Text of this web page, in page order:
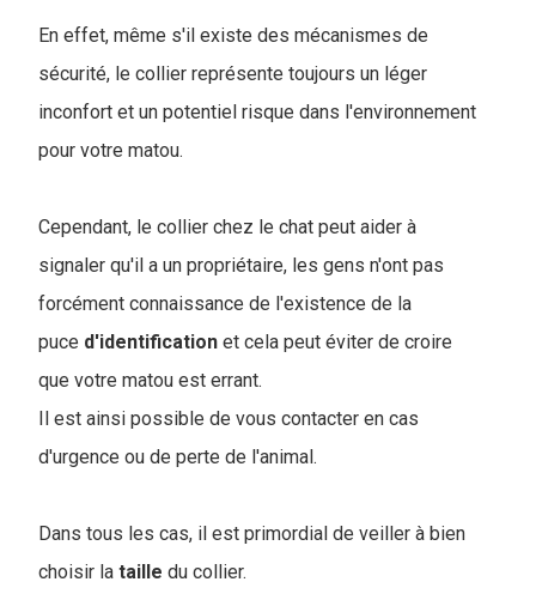
En effet, même s'il existe des mécanismes de
sécurité, le collier représente toujours un léger
inconfort et un potentiel risque dans l'environnement
pour votre matou.
Cependant, le collier chez le chat peut aider à
signaler qu'il a un propriétaire, les gens n'ont pas
forcément connaissance de l'existence de la
puce d'identification et cela peut éviter de croire
que votre matou est errant.
Il est ainsi possible de vous contacter en cas
d'urgence ou de perte de l'animal.
Dans tous les cas, il est primordial de veiller à bien
choisir la taille du collier.